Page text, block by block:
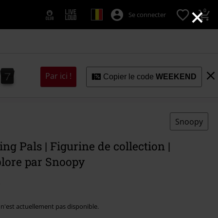
×
Se connecter 0
5
6
5
7
6 Par ici ! Copier le codeWEEKEND
Snoopy
Pals | Figurine de collection |
par Snoopy
actuellement pas disponible.